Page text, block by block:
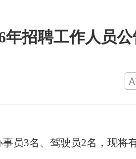
年招聘工作人员
员3名、驾驶员2名，现将